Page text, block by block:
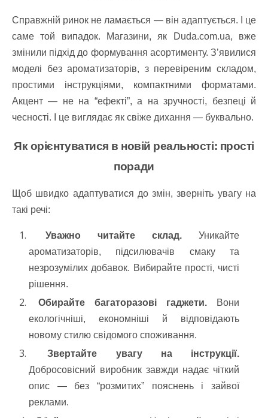
Справжній ринок не ламається — він адаптується. І це
саме той випадок. Магазини, як Duda.com.ua, вже
змінили підхід до формування асортименту. З’явилися
моделі без ароматизаторів, з перевіреним складом,
простими інструкціями, компактними форматами.
Акцент — не на “ефекті”, а на зручності, безпеці й
чесності. І це виглядає як свіже дихання — буквально.
Як орієнтуватися в новій реальності: прості
поради
Щоб швидко адаптуватися до змін, зверніть увагу на
такі речі:
Уважно читайте склад.Уникайте
ароматизаторів, підсилювачів смаку та
незрозумілих добавок. Вибирайте прості, чисті
рішення.
Обирайте багаторазові гаджети.Вони
екологічніші, економніші й відповідають
новому стилю свідомого споживання.
Звертайте увагу на інструкції.
Добросовісний виробник завжди надає чіткий
опис — без “розмитих” пояснень і зайвої
реклами.